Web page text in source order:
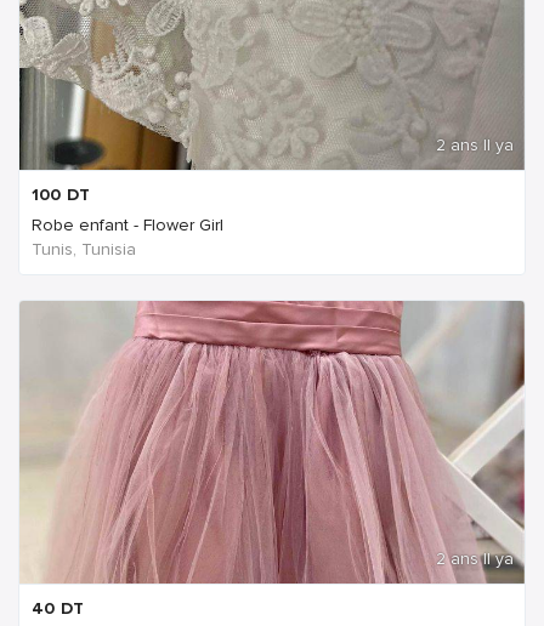
2 ans Il ya
100 DT
Robe enfant - Flower Girl
Tunis, Tunisia
2 ans Il ya
40 DT